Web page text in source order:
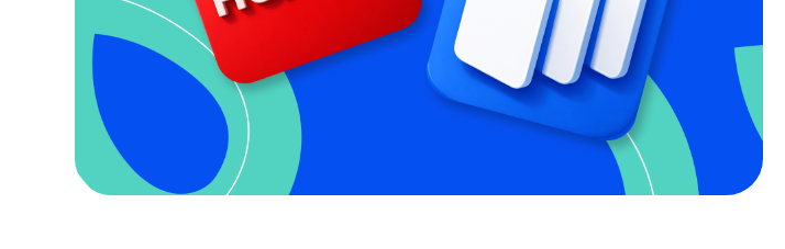
automatica di notizie
network tramite RSS,
compiti di routine,
e creazione di piani di
di testi e analisi dei dati.